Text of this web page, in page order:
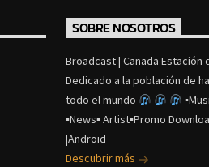
SOBRE NOSOTROS
Broadcast | Canada Estación
Dedicado a la población de
todo el mundo
▪News▪ Artist▪Promo
|Android
Descubrir más